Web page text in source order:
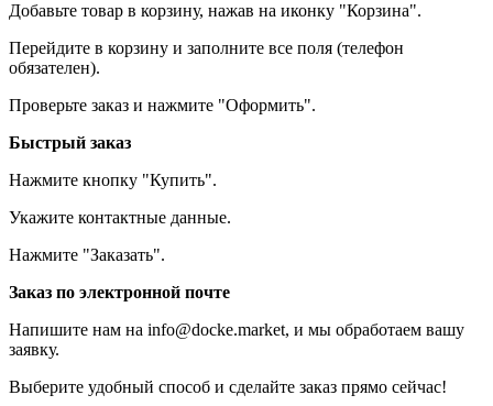
Добавьте товар в корзину, нажав на иконку "Корзина".
Перейдите в корзину и заполните все поля (телефон
обязателен).
Проверьте заказ и нажмите "Оформить".
Быстрый заказ
Нажмите кнопку "Купить".
Укажите контактные данные.
Нажмите "Заказать".
Заказ по электронной почте
Напишите нам на info@docke.market, и мы обработаем вашу
заявку.
Выберите удобный способ и сделайте заказ прямо сейчас!